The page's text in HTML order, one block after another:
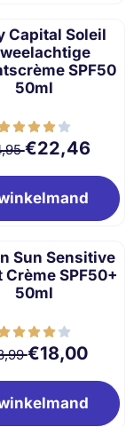
Capital Soleil
SPF50
50ml
Van 24,95 voor
€22,46
Sun Sensitive
Crème SPF50+
50ml
Van 23,99 voor
€18,00